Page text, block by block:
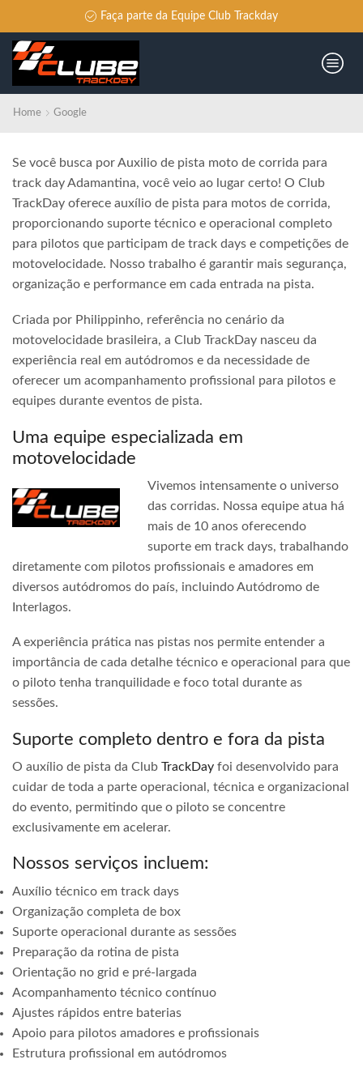
Faça parte da Equipe Club Trackday
Home Google
Se você busca por Auxilio de pista moto de corrida para
track day Adamantina, você veio ao lugar certo! O Club
TrackDay oferece auxílio de pista para motos de corrida,
proporcionando suporte técnico e operacional completo
para pilotos que participam de track days e competições de
motovelocidade. Nosso trabalho é garantir mais segurança,
organização e performance em cada entrada na pista.
Criada por Philippinho, referência no cenário da
motovelocidade brasileira, a Club TrackDay nasceu da
experiência real em autódromos e da necessidade de
oferecer um acompanhamento profissional para pilotos e
equipes durante eventos de pista.
Uma equipe especializada em
motovelocidade
Vivemos intensamente o universo
das corridas. Nossa equipe atua há
mais de 10 anos oferecendo
suporte em track days, trabalhando
diretamente com pilotos profissionais e amadores em
diversos autódromos do país, incluindo Autódromo de
Interlagos.
A experiência prática nas pistas nos permite entender a
importância de cada detalhe técnico e operacional para que
o piloto tenha tranquilidade e foco total durante as
sessões.
Suporte completo dentro e fora da pista
O auxílio de pista da Club TrackDay foi desenvolvido para
cuidar de toda a parte operacional, técnica e organizacional
do evento, permitindo que o piloto se concentre
exclusivamente em acelerar.
Nossos serviços incluem:
Auxílio técnico em track days
Organização completa de box
Suporte operacional durante as sessões
Preparação da rotina de pista
Orientação no grid e pré-largada
Acompanhamento técnico contínuo
Ajustes rápidos entre baterias
Apoio para pilotos amadores e profissionais
Estrutura profissional em autódromos